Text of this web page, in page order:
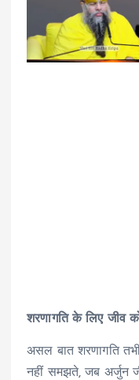
शरणागति के लिए जीव
असल बात शरणागति
नहीं समझते, जब अर्जुन